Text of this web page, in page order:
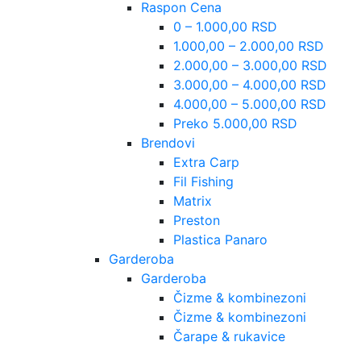
Raspon Cena
0 – 1.000,00 RSD
1.000,00 – 2.000,00 RSD
2.000,00 – 3.000,00 RSD
3.000,00 – 4.000,00 RSD
4.000,00 – 5.000,00 RSD
Preko 5.000,00 RSD
Brendovi
Extra Carp
Fil Fishing
Matrix
Preston
Plastica Panaro
Garderoba
Garderoba
Čizme & kombinezoni
Čizme & kombinezoni
Čarape & rukavice